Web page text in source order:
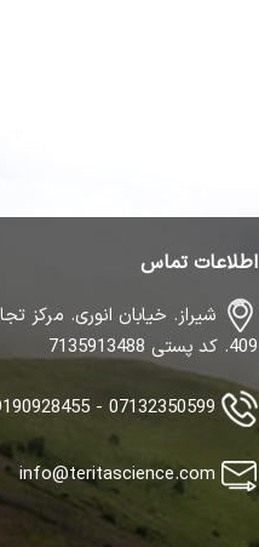
اطلاعات تماس
شیراز. خیابان انوری. مرکز
409. کد پستی 7135913488